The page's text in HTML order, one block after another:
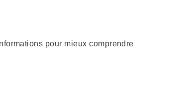
pour mieux comprendre